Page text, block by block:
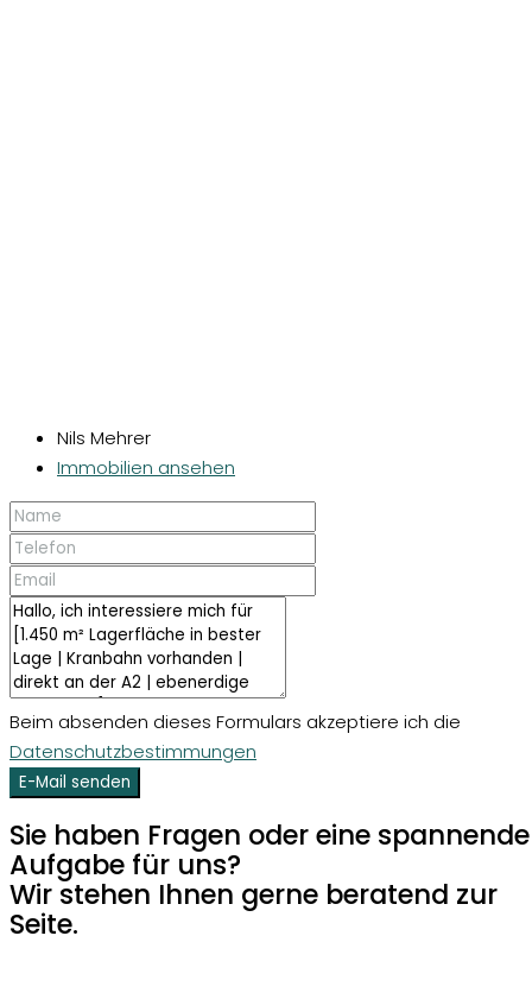
Nils Mehrer
Immobilien ansehen
Beim absenden dieses Formulars akzeptiere ich die
Datenschutzbestimmungen
E-Mail senden
Sie haben Fragen oder eine spannende
Aufgabe für uns?
Wir stehen Ihnen gerne beratend zur
Seite.